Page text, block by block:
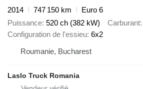
2014
747 150 km
Euro 6
Puissance 520 ch (382 kW) Carburant
Configuration de l'essieu 6x2
Roumanie, Bucharest
Laslo Truck Romania